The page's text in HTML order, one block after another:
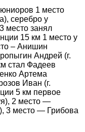
1 место
серебро у
место занял
15 км 1 место у
– Анишин
Андрей (г.
стал Фадеев
Артема
Иван (г.
5 км первое
2 место —
3 место — Грибова